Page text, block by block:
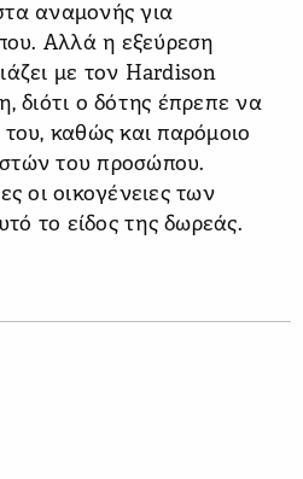
αναμονής για
Αλλά η εξεύρεση
με τον Hardison
διότι ο δότης έπρεπε να
καθώς και παρόμοιο
του προσώπου.
οι οικογένειες των
το είδος της δωρεάς.